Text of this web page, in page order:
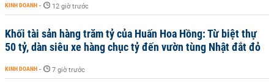
KINH DOANH - 12 giờ trước
Khối tài sản hàng trăm tỷ của Huấn Hoa Hồng: Từ biệt thự
50 tỷ, dàn siêu xe hàng chục tỷ đến vườn tùng Nhật đắt đỏ
KINH DOANH - 7 giờ trước